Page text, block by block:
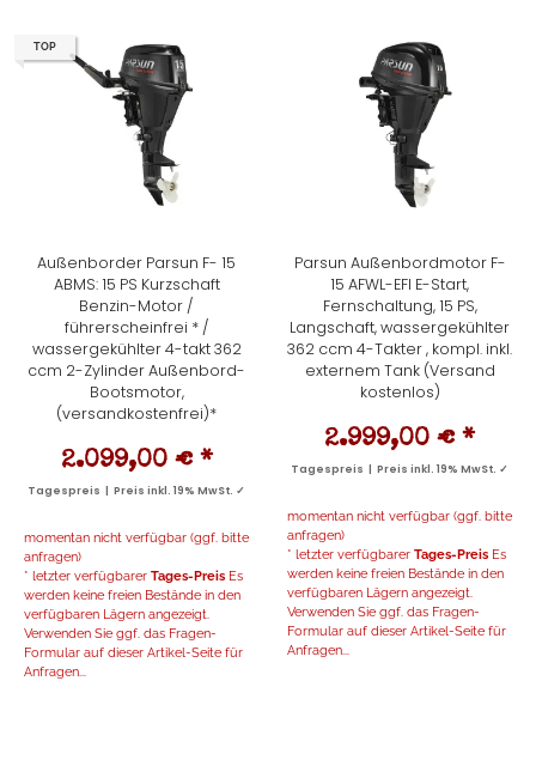
TOP
Außenborder Parsun F- 15
ABMS: 15 PS Kurzschaft
Benzin-Motor /
führerscheinfrei * /
wassergekühlter 4-takt 362
ccm 2-Zylinder Außenbord-
Bootsmotor,
(versandkostenfrei)*
2.099,00 € *
Tagespreis | Preis inkl. 19% MwSt. ✓
momentan nicht verfügbar (ggf. bitte
anfragen)
* letzter verfügbarer Tages-Preis Es
werden keine freien Bestände in den
verfügbaren Lägern angezeigt.
Verwenden Sie ggf. das Fragen-
Formular auf dieser Artikel-Seite für
Anfragen...
Parsun Außenbordmotor F-
15 AFWL-EFI E-Start,
Fernschaltung, 15 PS,
Langschaft, wassergekühlter
362 ccm 4-Takter , kompl. inkl.
externem Tank (Versand
kostenlos)
2.999,00 € *
Tagespreis | Preis inkl. 19% MwSt. ✓
momentan nicht verfügbar (ggf. bitte
anfragen)
* letzter verfügbarer Tages-Preis Es
werden keine freien Bestände in den
verfügbaren Lägern angezeigt.
Verwenden Sie ggf. das Fragen-
Formular auf dieser Artikel-Seite für
Anfragen...